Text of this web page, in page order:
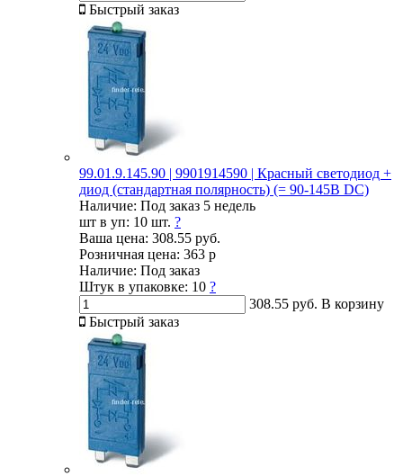
Быстрый заказ
99.01.9.145.90 | 9901914590 | Красный светодиод +
диод (стандартная полярность) (= 90-145В DC)
Наличие: Под заказ 5 недель
шт в уп: 10 шт. ?
Ваша цена: 308.55 руб.
Розничная цена: 363 р
Наличие: Под заказ
Штук в упаковке: 10 ?
308.55 руб. В корзину
Быстрый заказ